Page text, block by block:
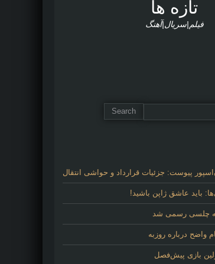
تازه ها
فیلم|سریال|آهنگ
پیوست: جزئیات قرارداد و حواشی انتقال
باید عاشق ژاپن باشید!
به چلسی رسمی شد
واضح درباره روزبه
بازی پیش‌فصل